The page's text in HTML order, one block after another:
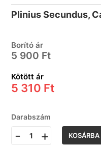
Borító ár
5 900 Ft
Kötött ár
5 310 Ft
Darabszám
- + KOSÁRBA